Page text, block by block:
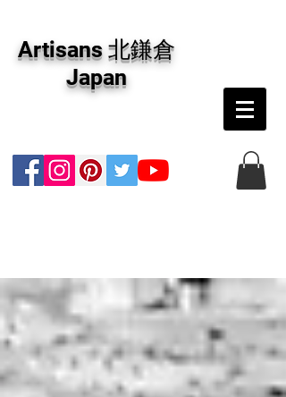
版画・切り絵など、コンテンポラリー並びにフ
ァインアートのオンライン販売をしています。
日本国内の抽象画・具象画の画家に加え、海外
のアーティストの作品もお取り寄せ頂けます。
インテリアとして、大切な方へのギフトとし
Artisans 北鎌倉
Japan